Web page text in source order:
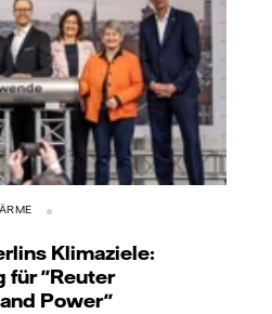
Klimaziele:
für "Reuter
Power"